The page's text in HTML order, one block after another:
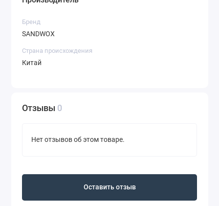
Бренд
SANDWOX
Страна происхождения
Китай
Отзывы 0
Нет отзывов об этом товаре.
Оставить отзыв